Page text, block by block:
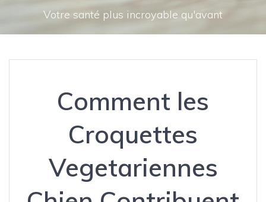
Votre santé plus incroyable qu'avant
Comment les
Croquettes
Vegetariennes